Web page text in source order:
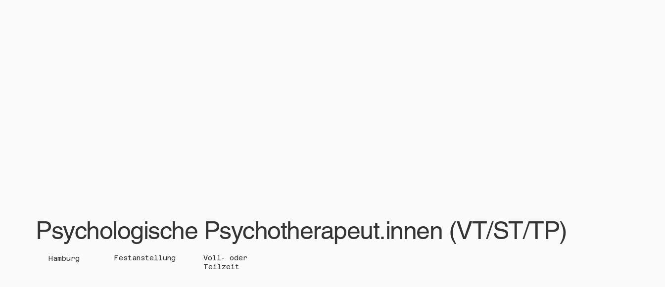
Psychologische Psychotherapeut.innen (VT/ST/TP)
Hamburg Festanstellung
Voll- oder
Teilzeit